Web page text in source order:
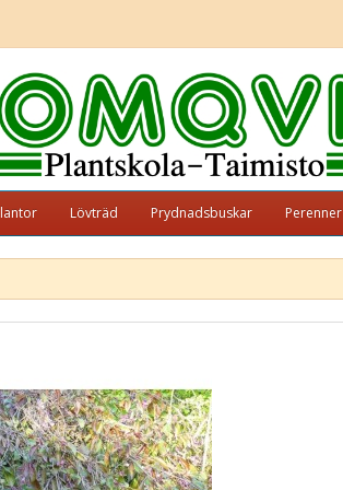
Lövträd Prydnadsbuskar Perenner